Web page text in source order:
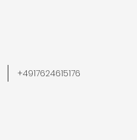
+4917624615176